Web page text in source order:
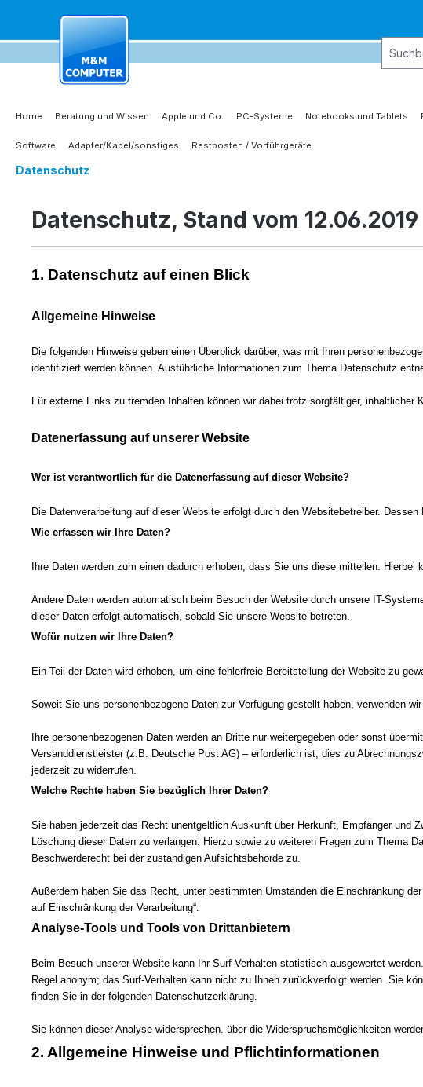
Zur Hauptnavigation springen
Home Beratung und Wissen Apple und Co. PC-Systeme Notebooks und Tablets
Software Adapter/Kabel/sonstiges Restposten / Vorführgeräte
Datenschutz
Datenschutz, Stand vom 12.06.2019
1. Datenschutz auf einen Blick
Allgemeine Hinweise
Die folgenden Hinweise geben einen Überblick darüber, was mit Ihren
identifiziert werden können. Ausführliche Informationen zum Thema Datenschutz
Für externe Links zu fremden Inhalten können wir dabei trotz sorgfältiger, inhaltlicher
Datenerfassung auf unserer Website
Wer ist verantwortlich für die Datenerfassung auf dieser Website?
Die Datenverarbeitung auf dieser Website erfolgt durch den Websitebetreiber.
Wie erfassen wir Ihre Daten?
Ihre Daten werden zum einen dadurch erhoben, dass Sie uns diese mitteilen.
Andere Daten werden automatisch beim Besuch der Website durch unsere IT-
dieser Daten erfolgt automatisch, sobald Sie unsere Website betreten.
Wofür nutzen wir Ihre Daten?
Ein Teil der Daten wird erhoben, um eine fehlerfreie Bereitstellung der Website zu
Soweit Sie uns personenbezogene Daten zur Verfügung gestellt haben, verwenden
Ihre personenbezogenen Daten werden an Dritte nur weitergegeben oder sonst
Versanddienstleister (z.B. Deutsche Post AG) – erforderlich ist, dies zu
jederzeit zu widerrufen.
Welche Rechte haben Sie bezüglich Ihrer Daten?
Sie haben jederzeit das Recht unentgeltlich Auskunft über Herkunft, Empfänger und
Löschung dieser Daten zu verlangen. Hierzu sowie zu weiteren Fragen zum Thema
Beschwerderecht bei der zuständigen Aufsichtsbehörde zu.
Außerdem haben Sie das Recht, unter bestimmten Umständen die Einschränkung
auf Einschränkung der Verarbeitung“.
Analyse-Tools und Tools von Drittanbietern
Beim Besuch unserer Website kann Ihr Surf-Verhalten statistisch ausgewertet
Regel anonym; das Surf-Verhalten kann nicht zu Ihnen zurückverfolgt werden. Sie
finden Sie in der folgenden Datenschutzerklärung.
Sie können dieser Analyse widersprechen. über die Widerspruchsmöglichkeiten
2. Allgemeine Hinweise und Pflichtinformationen